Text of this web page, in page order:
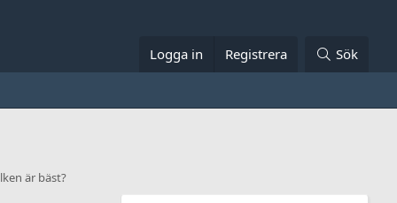
Logga in Registrera Sök
är bäst?